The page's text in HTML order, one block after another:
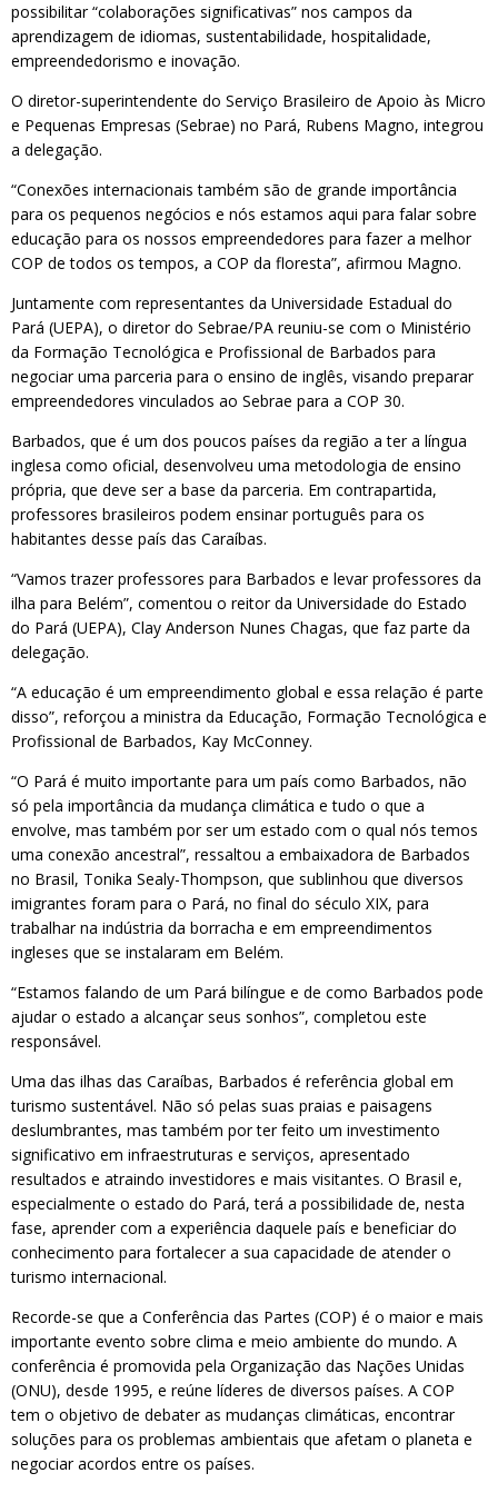
possibilitar “colaborações significativas” nos campos da
aprendizagem de idiomas, sustentabilidade, hospitalidade,
empreendedorismo e inovação.
O diretor-superintendente do Serviço Brasileiro de Apoio às Micro
e Pequenas Empresas (Sebrae) no Pará, Rubens Magno, integrou
a delegação.
“Conexões internacionais também são de grande importância
para os pequenos negócios e nós estamos aqui para falar sobre
educação para os nossos empreendedores para fazer a melhor
COP de todos os tempos, a COP da floresta”, afirmou Magno.
Juntamente com representantes da Universidade Estadual do
Pará (UEPA), o diretor do Sebrae/PA reuniu-se com o Ministério
da Formação Tecnológica e Profissional de Barbados para
negociar uma parceria para o ensino de inglês, visando preparar
empreendedores vinculados ao Sebrae para a COP 30.
Barbados, que é um dos poucos países da região a ter a língua
inglesa como oficial, desenvolveu uma metodologia de ensino
própria, que deve ser a base da parceria. Em contrapartida,
professores brasileiros podem ensinar português para os
habitantes desse país das Caraíbas.
“Vamos trazer professores para Barbados e levar professores da
ilha para Belém”, comentou o reitor da Universidade do Estado
do Pará (UEPA), Clay Anderson Nunes Chagas, que faz parte da
delegação.
“A educação é um empreendimento global e essa relação é parte
disso”, reforçou a ministra da Educação, Formação Tecnológica e
Profissional de Barbados, Kay McConney.
“O Pará é muito importante para um país como Barbados, não
só pela importância da mudança climática e tudo o que a
envolve, mas também por ser um estado com o qual nós temos
uma conexão ancestral”, ressaltou a embaixadora de Barbados
no Brasil, Tonika Sealy-Thompson, que sublinhou que diversos
imigrantes foram para o Pará, no final do século XIX, para
trabalhar na indústria da borracha e em empreendimentos
ingleses que se instalaram em Belém.
“Estamos falando de um Pará bilíngue e de como Barbados pode
ajudar o estado a alcançar seus sonhos”, completou este
responsável.
Uma das ilhas das Caraíbas, Barbados é referência global em
turismo sustentável. Não só pelas suas praias e paisagens
deslumbrantes, mas também por ter feito um investimento
significativo em infraestruturas e serviços, apresentado
resultados e atraindo investidores e mais visitantes. O Brasil e,
especialmente o estado do Pará, terá a possibilidade de, nesta
fase, aprender com a experiência daquele país e beneficiar do
conhecimento para fortalecer a sua capacidade de atender o
turismo internacional.
Recorde-se que a Conferência das Partes (COP) é o maior e mais
importante evento sobre clima e meio ambiente do mundo. A
conferência é promovida pela Organização das Nações Unidas
(ONU), desde 1995, e reúne líderes de diversos países. A COP
tem o objetivo de debater as mudanças climáticas, encontrar
soluções para os problemas ambientais que afetam o planeta e
negociar acordos entre os países.